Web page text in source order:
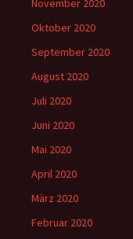
November 2020
Oktober 2020
September 2020
August 2020
Juli 2020
Juni 2020
Mai 2020
April 2020
März 2020
Februar 2020